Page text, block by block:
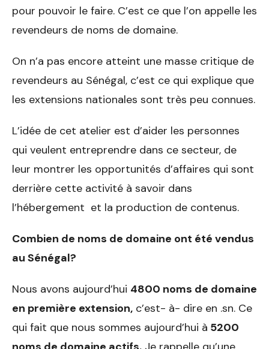
pour pouvoir le faire. C’est ce que l’on appelle les
revendeurs de noms de domaine.
On n’a pas encore atteint une masse critique de
revendeurs au Sénégal, c’est ce qui explique que
les extensions nationales sont très peu connues.
L’idée de cet atelier est d’aider les personnes
qui veulent entreprendre dans ce secteur, de
leur montrer les opportunités d’affaires qui sont
derrière cette activité à savoir dans
l’hébergement et la production de contenus.
Combien de noms de domaine ont été vendus
au Sénégal?
Nous avons aujourd’hui 4800 noms de domaine
en première extension, c’est- à- dire en .sn. Ce
qui fait que nous sommes aujourd’hui à 5200